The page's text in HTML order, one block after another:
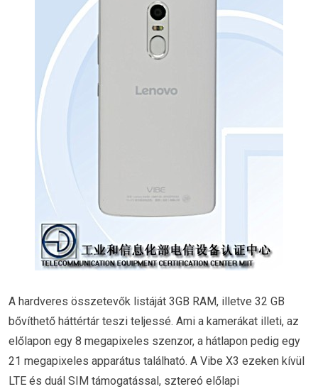
A hardveres összetevők listáját 3GB RAM, illetve 32 GB
bővíthető háttértár teszi teljessé. Ami a kamerákat illeti, az
előlapon egy 8 megapixeles szenzor, a hátlapon pedig egy
21 megapixeles apparátus található. A Vibe X3 ezeken kívül
LTE és duál SIM támogatással, sztereó előlapi